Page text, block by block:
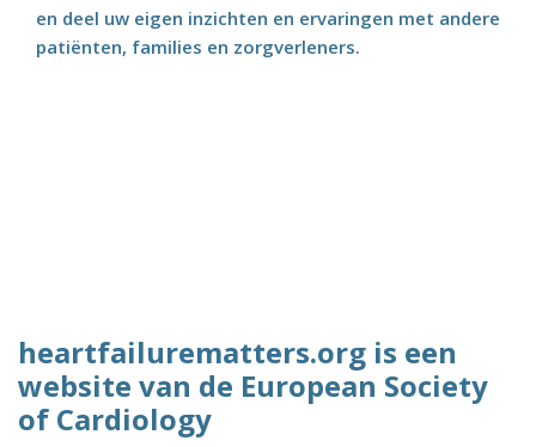
en deel uw eigen inzichten en ervaringen met andere
patiënten, families en zorgverleners.
heartfailurematters.org is een
website van de European Society
of Cardiology